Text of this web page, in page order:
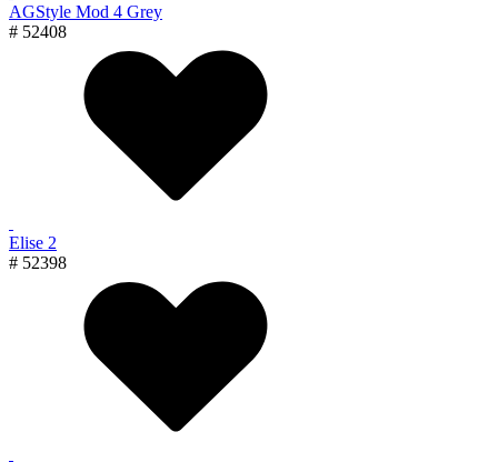
AGStyle Mod 4 Grey
# 52408
Elise 2
# 52398